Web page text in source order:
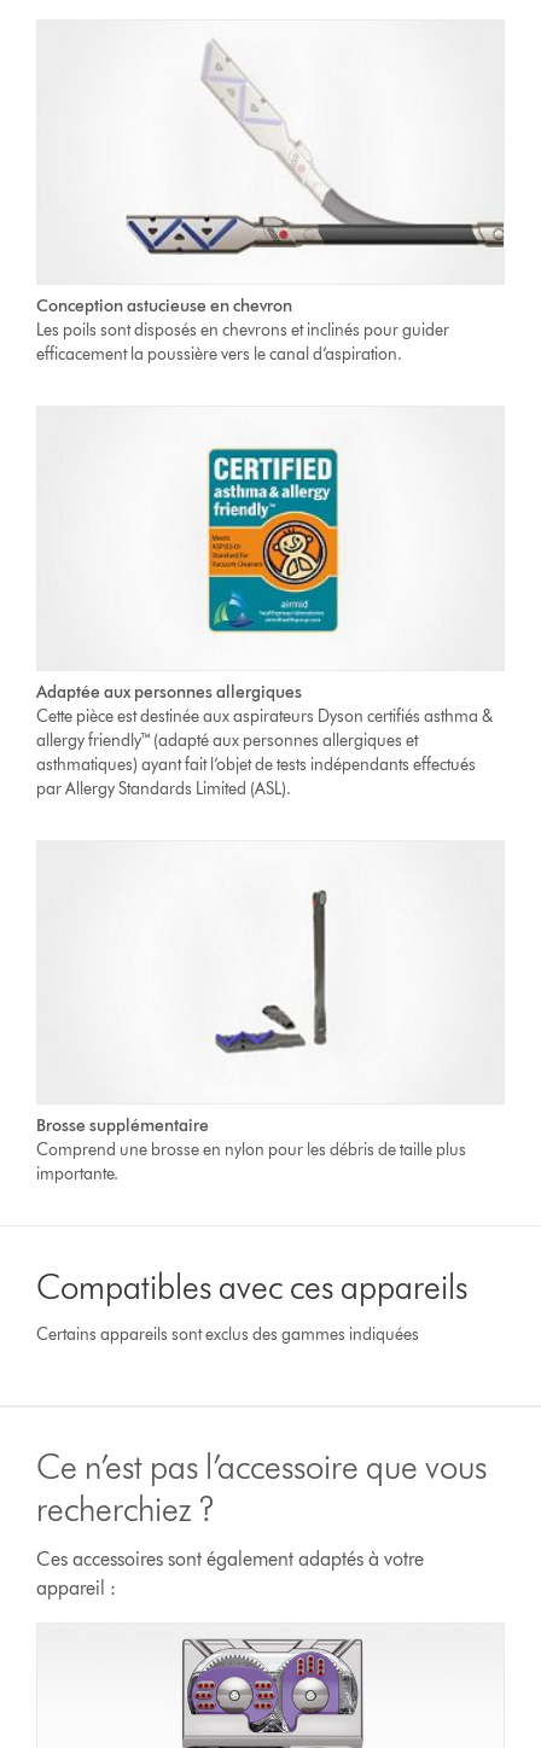
Conception astucieuse en chevron
Les poils sont disposés en chevrons et inclinés pour guider
efficacement la poussière vers le canal d’aspiration.
Adaptée aux personnes allergiques
Cette pièce est destinée aux aspirateurs Dyson certifiés asthma &
allergy friendly™ (adapté aux personnes allergiques et
asthmatiques) ayant fait l’objet de tests indépendants effectués
par Allergy Standards Limited (ASL).
Brosse supplémentaire
Comprend une brosse en nylon pour les débris de taille plus
importante.
Compatibles avec ces appareils
Certains appareils sont exclus des gammes indiquées
Ce n’est pas l’accessoire que vous
recherchiez ?
Ces accessoires sont également adaptés à votre
appareil :